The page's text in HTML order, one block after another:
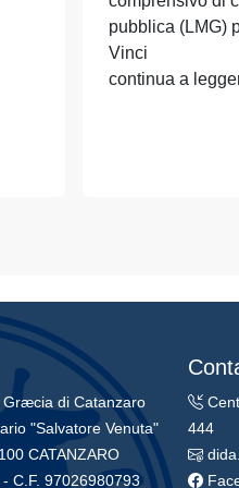
pubblica (LMG)
Vinci
continua a
Græcia di Catanzaro
"Salvatore Venuta"
CATANZARO
C.F. 97026980793
444